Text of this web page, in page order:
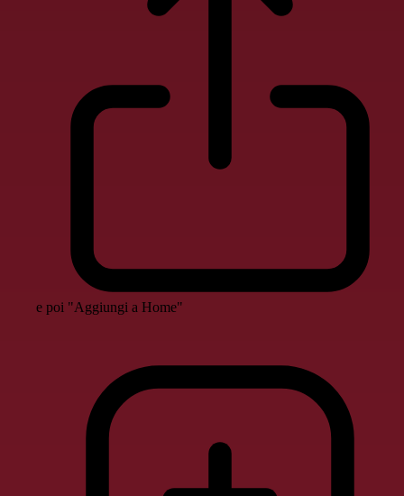
e poi "Aggiungi a Home"